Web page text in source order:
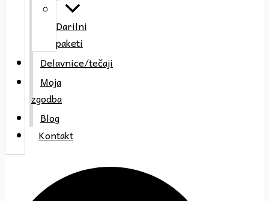
Darilni
paketi
Delavnice/tečaji
Moja
zgodba
Blog
Kontakt